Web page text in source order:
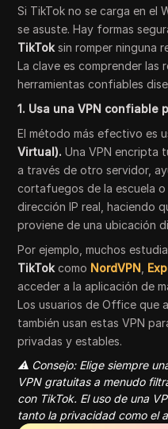
Si TikTok no se carga en el
se asuste. Hay formas
TikTok sin romper ninguna
La clave es comprender las
herramientas confiables
1. Usa una VPN confiable
El método más efectivo es
Virtual). Una VPN encripta
a través de otro servidor,
cortafuegos de la escuela
dirección IP real, haciendo
proviene de una ubicación
Por ejemplo, muchos
TikTok como NordVPN
acceder a la aplicación de
Los usuarios de Office que
también usan estas VPN
privadas y estables.
⚠️ Consejo: Elige siempre
VPN gratuitas a menudo
con TikTok. El uso de una
tanto la privacidad como el